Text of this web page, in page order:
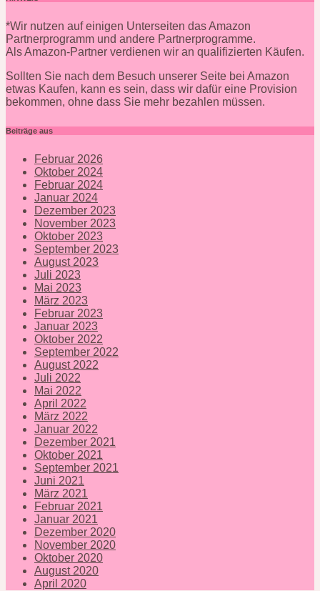
*Wir nutzen auf einigen Unterseiten das Amazon
Partnerprogramm und andere Partnerprogramme.
Als Amazon-Partner verdienen wir an qualifizierten Käufen.
Sollten Sie nach dem Besuch unserer Seite bei Amazon
etwas Kaufen, kann es sein, dass wir dafür eine Provision
bekommen, ohne dass Sie mehr bezahlen müssen.
Beiträge aus
Februar 2026
Oktober 2024
Februar 2024
Januar 2024
Dezember 2023
November 2023
Oktober 2023
September 2023
August 2023
Juli 2023
Mai 2023
März 2023
Februar 2023
Januar 2023
Oktober 2022
September 2022
August 2022
Juli 2022
Mai 2022
April 2022
März 2022
Januar 2022
Dezember 2021
Oktober 2021
September 2021
Juni 2021
März 2021
Februar 2021
Januar 2021
Dezember 2020
November 2020
Oktober 2020
August 2020
April 2020